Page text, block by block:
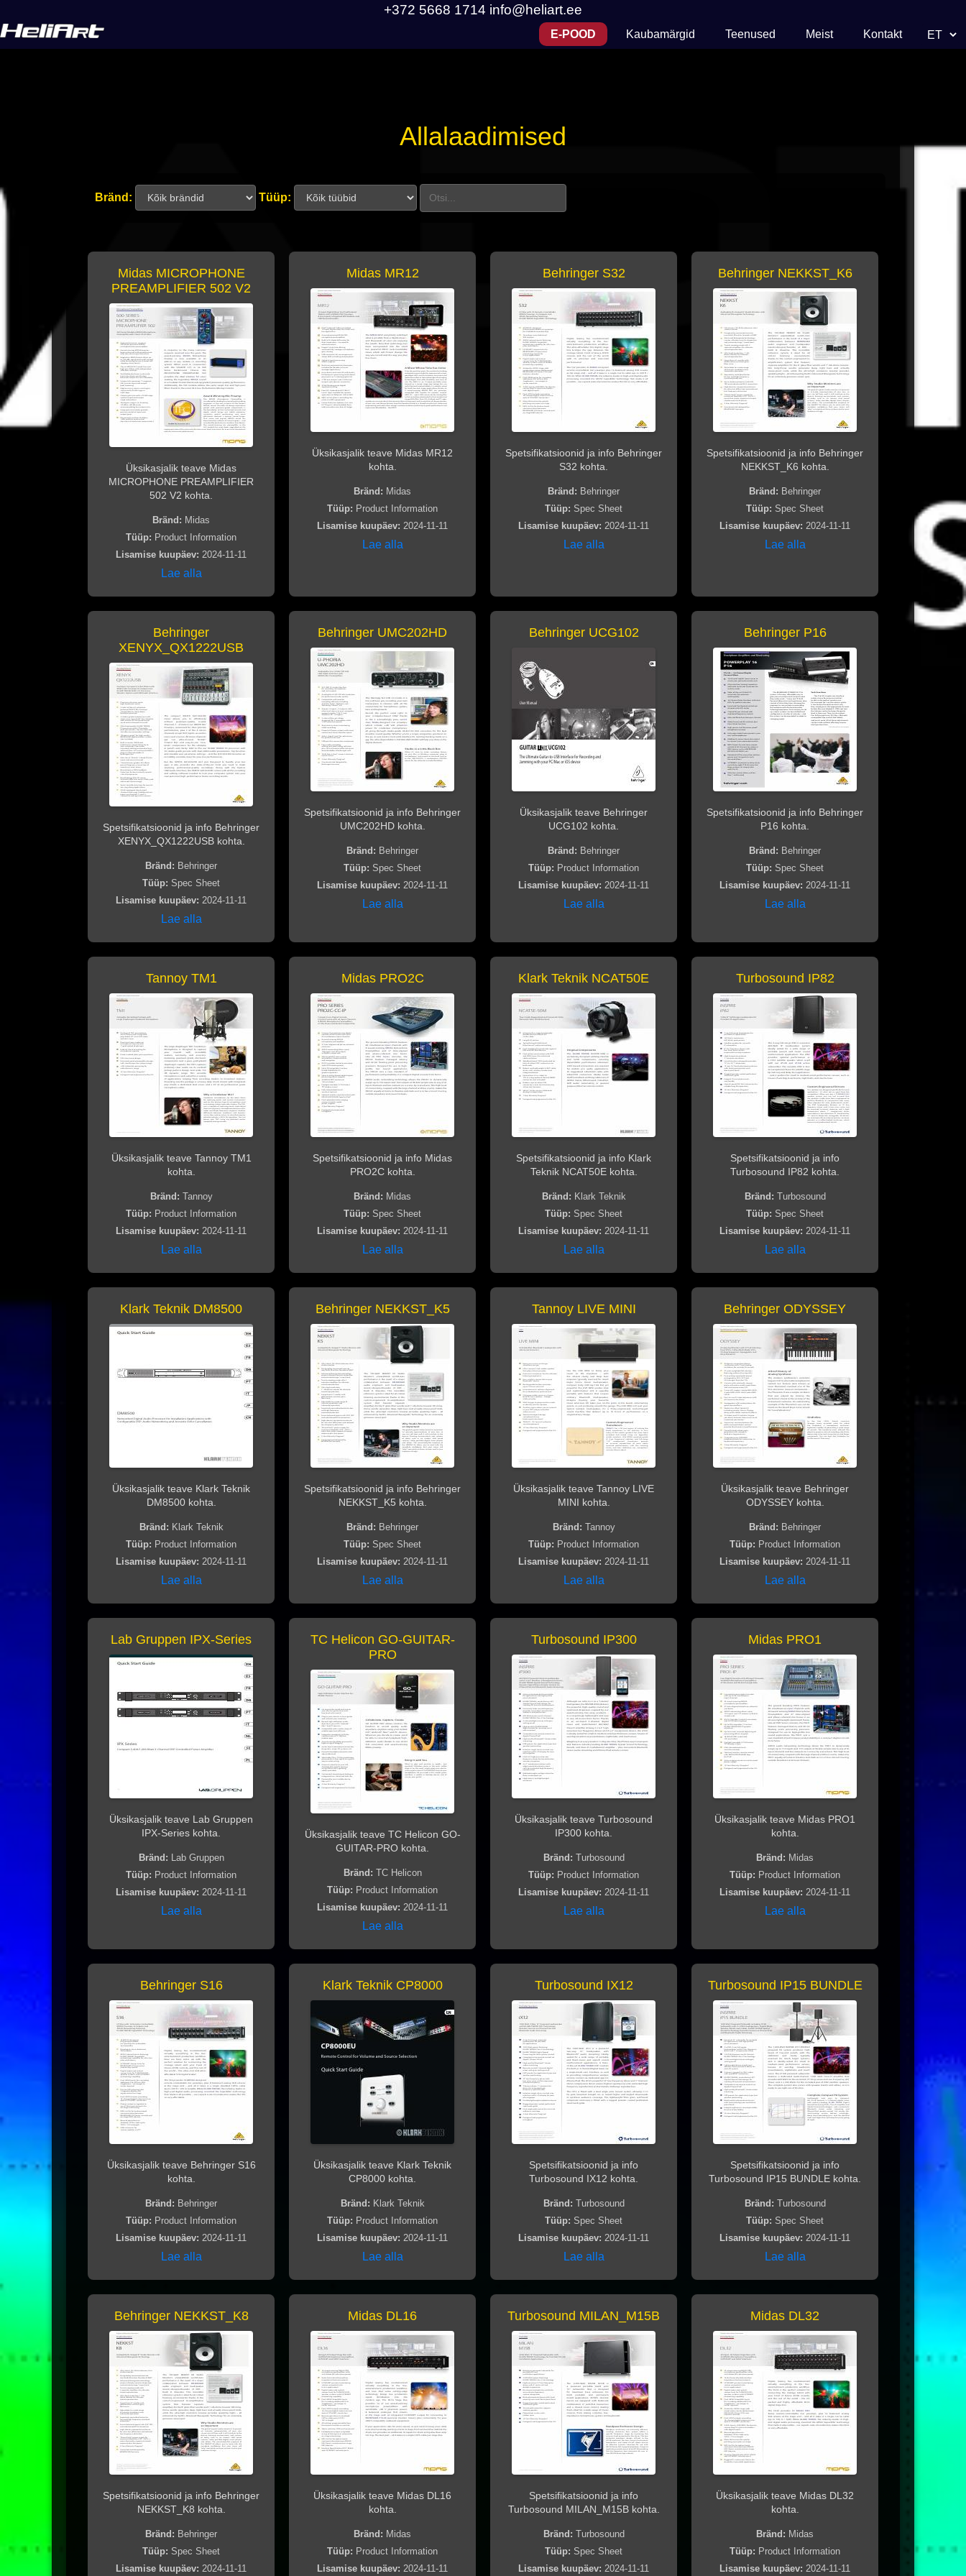
+372 5668 1714 info@heliart.ee
E-POOD Kaubamärgid Teenused Meist Kontakt
Allalaadimised
Bränd: Tüüp: Otsi allalaadimisi
Midas MICROPHONE
PREAMPLIFIER 502 V2
Üksikasjalik teave Midas
MICROPHONE PREAMPLIFIER
502 V2 kohta.
Bränd: Midas
Tüüp: Product Information
Lisamise kuupäev: 2024-11-11
Lae alla
Midas MR12
Üksikasjalik teave Midas MR12
kohta.
Bränd: Midas
Tüüp: Product Information
Lisamise kuupäev: 2024-11-11
Lae alla
Behringer S32
Spetsifikatsioonid ja info Behringer
S32 kohta.
Bränd: Behringer
Tüüp: Spec Sheet
Lisamise kuupäev: 2024-11-11
Lae alla
Behringer NEKKST_K6
Spetsifikatsioonid ja info Behringer
NEKKST_K6 kohta.
Bränd: Behringer
Tüüp: Spec Sheet
Lisamise kuupäev: 2024-11-11
Lae alla
Behringer
XENYX_QX1222USB
Spetsifikatsioonid ja info Behringer
XENYX_QX1222USB kohta.
Bränd: Behringer
Tüüp: Spec Sheet
Lisamise kuupäev: 2024-11-11
Lae alla
Behringer UMC202HD
Spetsifikatsioonid ja info Behringer
UMC202HD kohta.
Bränd: Behringer
Tüüp: Spec Sheet
Lisamise kuupäev: 2024-11-11
Lae alla
Behringer UCG102
Üksikasjalik teave Behringer
UCG102 kohta.
Bränd: Behringer
Tüüp: Product Information
Lisamise kuupäev: 2024-11-11
Lae alla
Behringer P16
Spetsifikatsioonid ja info Behringer
P16 kohta.
Bränd: Behringer
Tüüp: Spec Sheet
Lisamise kuupäev: 2024-11-11
Lae alla
Tannoy TM1
Üksikasjalik teave Tannoy TM1
kohta.
Bränd: Tannoy
Tüüp: Product Information
Lisamise kuupäev: 2024-11-11
Lae alla
Midas PRO2C
Spetsifikatsioonid ja info Midas
PRO2C kohta.
Bränd: Midas
Tüüp: Spec Sheet
Lisamise kuupäev: 2024-11-11
Lae alla
Klark Teknik NCAT50E
Spetsifikatsioonid ja info Klark
Teknik NCAT50E kohta.
Bränd: Klark Teknik
Tüüp: Spec Sheet
Lisamise kuupäev: 2024-11-11
Lae alla
Turbosound IP82
Spetsifikatsioonid ja info
Turbosound IP82 kohta.
Bränd: Turbosound
Tüüp: Spec Sheet
Lisamise kuupäev: 2024-11-11
Lae alla
Klark Teknik DM8500
Üksikasjalik teave Klark Teknik
DM8500 kohta.
Bränd: Klark Teknik
Tüüp: Product Information
Lisamise kuupäev: 2024-11-11
Lae alla
Behringer NEKKST_K5
Spetsifikatsioonid ja info Behringer
NEKKST_K5 kohta.
Bränd: Behringer
Tüüp: Spec Sheet
Lisamise kuupäev: 2024-11-11
Lae alla
Tannoy LIVE MINI
Üksikasjalik teave Tannoy LIVE
MINI kohta.
Bränd: Tannoy
Tüüp: Product Information
Lisamise kuupäev: 2024-11-11
Lae alla
Behringer ODYSSEY
Üksikasjalik teave Behringer
ODYSSEY kohta.
Bränd: Behringer
Tüüp: Product Information
Lisamise kuupäev: 2024-11-11
Lae alla
Lab Gruppen IPX-Series
Üksikasjalik teave Lab Gruppen
IPX-Series kohta.
Bränd: Lab Gruppen
Tüüp: Product Information
Lisamise kuupäev: 2024-11-11
Lae alla
TC Helicon GO-GUITAR-
PRO
Üksikasjalik teave TC Helicon GO-
GUITAR-PRO kohta.
Bränd: TC Helicon
Tüüp: Product Information
Lisamise kuupäev: 2024-11-11
Lae alla
Turbosound IP300
Üksikasjalik teave Turbosound
IP300 kohta.
Bränd: Turbosound
Tüüp: Product Information
Lisamise kuupäev: 2024-11-11
Lae alla
Midas PRO1
Üksikasjalik teave Midas PRO1
kohta.
Bränd: Midas
Tüüp: Product Information
Lisamise kuupäev: 2024-11-11
Lae alla
Behringer S16
Üksikasjalik teave Behringer S16
kohta.
Bränd: Behringer
Tüüp: Product Information
Lisamise kuupäev: 2024-11-11
Lae alla
Klark Teknik CP8000
Üksikasjalik teave Klark Teknik
CP8000 kohta.
Bränd: Klark Teknik
Tüüp: Product Information
Lisamise kuupäev: 2024-11-11
Lae alla
Turbosound IX12
Spetsifikatsioonid ja info
Turbosound IX12 kohta.
Bränd: Turbosound
Tüüp: Spec Sheet
Lisamise kuupäev: 2024-11-11
Lae alla
Turbosound IP15 BUNDLE
Spetsifikatsioonid ja info
Turbosound IP15 BUNDLE kohta.
Bränd: Turbosound
Tüüp: Spec Sheet
Lisamise kuupäev: 2024-11-11
Lae alla
Behringer NEKKST_K8
Spetsifikatsioonid ja info Behringer
NEKKST_K8 kohta.
Bränd: Behringer
Tüüp: Spec Sheet
Lisamise kuupäev: 2024-11-11
Midas DL16
Üksikasjalik teave Midas DL16
kohta.
Bränd: Midas
Tüüp: Product Information
Lisamise kuupäev: 2024-11-11
Turbosound MILAN_M15B
Spetsifikatsioonid ja info
Turbosound MILAN_M15B kohta.
Bränd: Turbosound
Tüüp: Spec Sheet
Lisamise kuupäev: 2024-11-11
Midas DL32
Üksikasjalik teave Midas DL32
kohta.
Bränd: Midas
Tüüp: Product Information
Lisamise kuupäev: 2024-11-11